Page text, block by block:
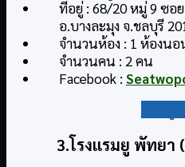
ที่อยู่ : 68/20 หมู่ 9 ซอ
อ.บางละมุง จ.ชลบุรี
จำนวนห้อง : 1 ห้องน
จำนวนคน : 2 คน
Facebook :
3.โรงแรมยู พัทยา